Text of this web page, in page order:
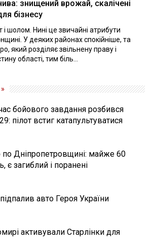
знищений врожай, скалічені
бізнесу
шолом. Нині це звичайні атрибути
У деяких районах спокійніше, та
який розділяє звільнену праву і
області, тим біль...
бойового завдання розбився
пілот встиг катапультуватися
Дніпропетровщині: майже 60
є загиблий і поранені
авто Героя України
активували Старлінки для